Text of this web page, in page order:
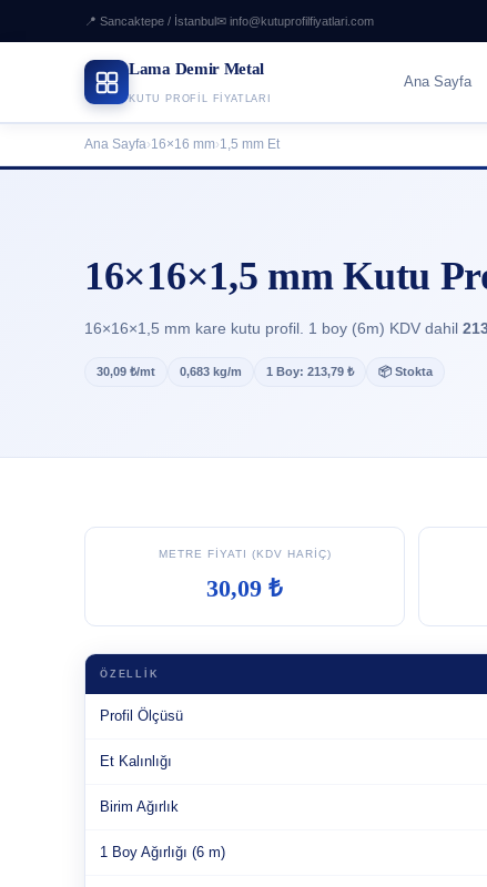
📍 Sancaktepe / İstanbul✉ info@kutuprofilfiyatlari.com
Lama Demir Metal
KUTU PROFIL FIYATLARI
Ana Sayfa
Ana Sayfa›16×16 mm›1,5 mm Et
16×16×1,5 mm Kutu
16×16×1,5 mm kare kutu profil. 1 boy (6m) KDV dahil
30,09 ₺/mt 0,683 kg/m 1 Boy: 213,79 ₺ 📦 Stokta
METRE FIYATI (KDV HARIÇ)
30,09 ₺
ÖZELLIK
Profil Ölçüsü
Et Kalınlığı
Birim Ağırlık
1 Boy Ağırlığı (6 m)